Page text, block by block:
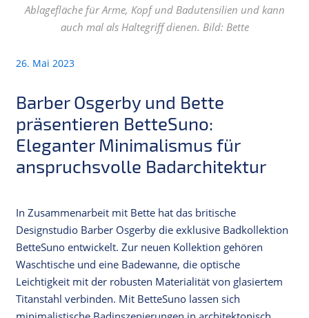
Ablagefläche für Arme, Kopf und Badutensilien und kann
auch mal als Haltegriff dienen. Bild: Bette
26. Mai 2023
Barber Osgerby und Bette
präsentieren BetteSuno:
Eleganter Minimalismus für
anspruchsvolle Badarchitektur
In Zusammenarbeit mit Bette hat das britische
Designstudio Barber Osgerby die exklusive Badkollektion
BetteSuno entwickelt. Zur neuen Kollektion gehören
Waschtische und eine Badewanne, die optische
Leichtigkeit mit der robusten Materialität von glasiertem
Titanstahl verbinden. Mit BetteSuno lassen sich